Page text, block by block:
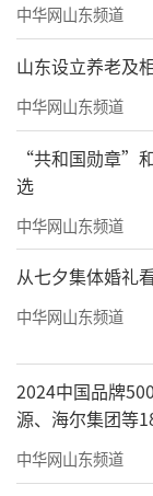
中华网山东频道
山东设立养老及
中华网山东频道
“共和国勋章”
选
中华网山东频道
从七夕集体婚礼
中华网山东频道
2024中国品牌
源、海尔集团等
中华网山东频道